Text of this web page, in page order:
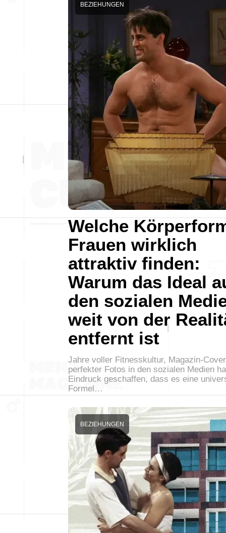
Welche
Frauen wirklich
attraktiv finden:
Warum das Ideal
den sozialen
weit von der
entfernt ist
BEZIEHUNGEN
Jahre voller Fitnesskultur, Magazin-
perfekter Fotos in den sozialen Medien
Eindruck geschaffen, dass es eine
Formel…
BEZIEHUNGEN